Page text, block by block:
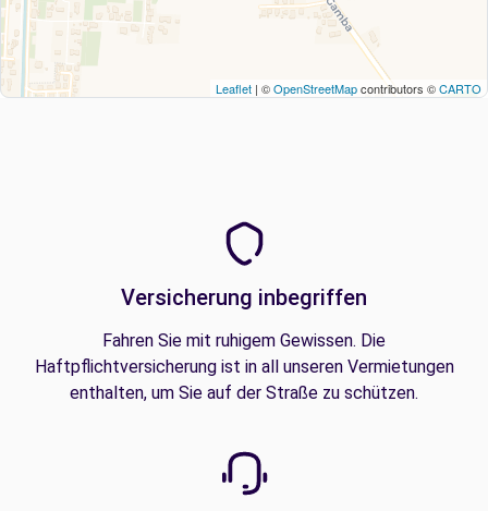
Leaflet | ©OpenStreetMapcontributors ©CARTO
Versicherung inbegriffen
Fahren Sie mit ruhigem Gewissen. Die
Haftpflichtversicherung ist in all unseren Vermietungen
enthalten, um Sie auf der Straße zu schützen.